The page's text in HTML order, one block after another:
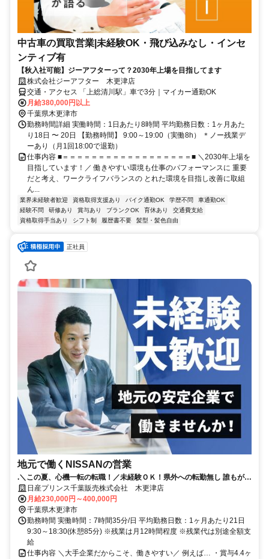
中古車の買取営業|未経験OK・飛び込みなし・インセ
ンティブ有
【秋入社可能】ジーアフターって？2030年上場を目指してます
株式会社ジーアフター 木更津店
交通・アクセス 「上総清川駅」車で3分｜マイカー通勤OK
月給380,000円以上
千葉県木更津市
勤務時間詳細 実働時間：1日あたり8時間 平均勤務日数：1ヶ月あた
り18日 〜 20日 【勤務時間】 9:00～19:00（実働8h） ＊ノー残業デ
ーあり（月1回18:00で退勤）
仕事内容 ■＝＝＝＝＝＝＝＝＝＝＝＝＝＝＝＝＝＝■ ＼2030年上場を
目指しています！／ 働きやすい環境も仕事のパフォーマンスに 重要
だと考え、ワークライフバランスの とれた環境を目指し改善に取組
ん...
業界未経験者歓迎 資格取得支援あり バイク通勤OK 学歴不問
車通勤OK
経験不問
研修あり 賞与あり ブランクOK 育休あり
交通費支給
資格取得手当あり
シフト制 履歴書不要 髪型・髪色自由
正社員
地元で働くNISSANの営業
.＼この夏、心機一転の転職！／未経験ＯＫ！県外への転勤無し 誰もが知
る安心な会社！賞与4.4か月支給！（昨年度実績）
日産プリンス千葉販売株式会社 木更津店
月給230,000円～400,000円
千葉県木更津市
勤務時間 実働時間：7時間35分/日 平均勤務日数：1ヶ月あたり21日
9:30～18:30(休憩85分) ※残業は月12時間程度 ※残業代は別途全額支
給
仕事内容 ＼大手企業だからこそ、働きやすい／ 例えば… ・賞与4.4ヶ